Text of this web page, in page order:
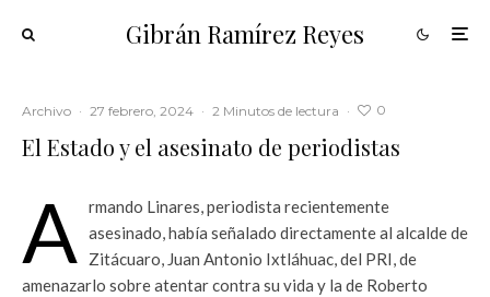
Gibrán Ramírez Reyes
Archivo · 27 febrero, 2024 · 2 Minutos de lectura · 0
El Estado y el asesinato de periodistas
A
rmando Linares, periodista recientemente
asesinado, había señalado directamente al alcalde de
Zitácuaro, Juan Antonio Ixtláhuac, del PRI, de
amenazarlo sobre atentar contra su vida y la de Roberto